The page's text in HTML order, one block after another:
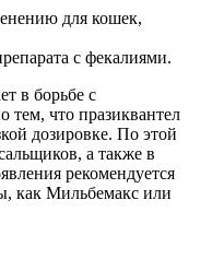
для кошек,
с фекалиями.
в борьбе с
тем, что празиквантел
дозировке. По этой
а также в
рекомендуется
как Мильбемакс или